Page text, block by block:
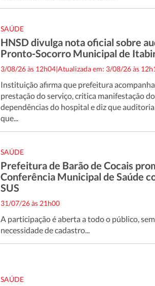
SAÚDE
HNSD divulga nota oficial sobre
Pronto-Socorro Municipal de
3/08/26 às 12h04|Atualizada em: 3/08/26 às
Instituição afirma que prefeitura
prestação do serviço, critica manifestação
dependências do hospital e diz que
que...
SAÚDE
Prefeitura de Barão de Cocais
Conferência Municipal de Saúde
SUS
31/07/26 às 21h00
A participação é aberta a todo o público,
necessidade de cadastro...
SAÚDE